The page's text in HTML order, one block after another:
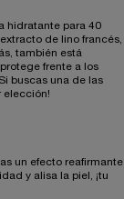
hidratante para 40
de lino francés,
también está
frente a los
buscas una de las
elección!
un efecto reafirmante
y alisa la piel, ¡tu